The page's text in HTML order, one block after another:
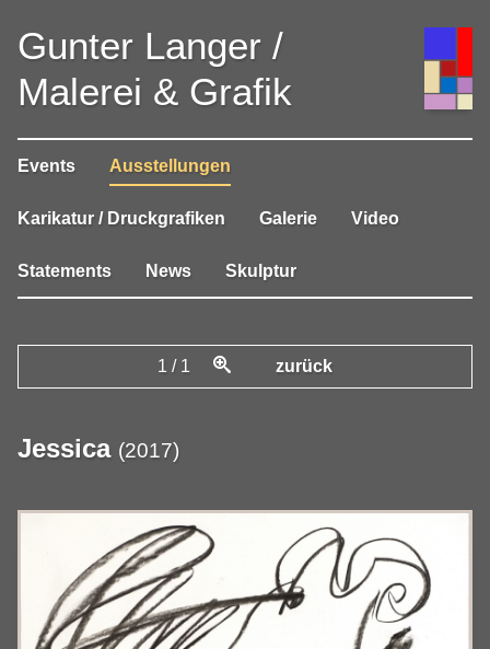
Gunter Langer /
Malerei & Grafik
Events Ausstellungen
Karikatur / Druckgrafiken Galerie Video
Statements News Skulptur
1 / 1 zurück
Jessica (2017)